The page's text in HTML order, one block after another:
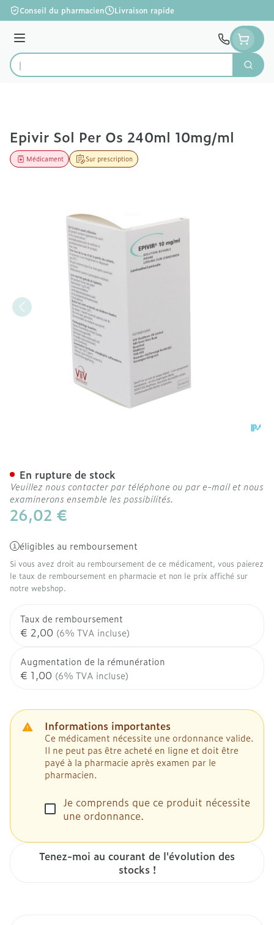
Aller au contenu
Conseil du pharmacien Livraison rapide
Menu
Rechercher
Epivir Sol Per Os 240ml 10mg/ml
Sur prescription
Médicament
26,02 €
éligibles au remboursement
Si vous avez droit au remboursement de ce médicament, vous paierez
le taux de remboursement en pharmacie et non le prix affiché sur
notre webshop.
Taux de remboursement
€ 2,00 (6% TVA incluse)
Augmentation de la rémunération
€ 1,00 (6% TVA incluse)
Informations importantes
Ce médicament nécessite une ordonnance valide.
Il ne peut pas être acheté en ligne et doit être
payé à la pharmacie après examen par le
pharmacien.
Je comprends que ce produit nécessite
une ordonnance.
Tenez-moi au courant de l'évolution des
stocks !
En rupture de stock
Veuillez nous contacter par téléphone ou par e-mail et nous
examinerons ensemble les possibilités.